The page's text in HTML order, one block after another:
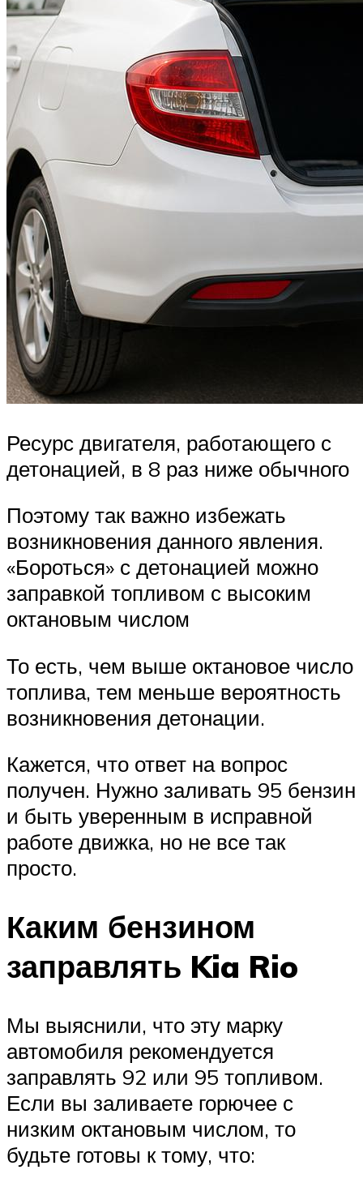
Ресурс двигателя, работающего с
детонацией, в 8 раз ниже обычного
Поэтому так важно избежать
возникновения данного явления.
«Бороться» с детонацией можно
заправкой топливом с высоким
октановым числом
То есть, чем выше октановое число
топлива, тем меньше вероятность
возникновения детонации.
Кажется, что ответ на вопрос
получен. Нужно заливать 95 бензин
и быть уверенным в исправной
работе движка, но не все так
просто.
Каким бензином
заправлять Kia Rio
Мы выяснили, что эту марку
автомобиля рекомендуется
заправлять 92 или 95 топливом.
Если вы заливаете горючее с
низким октановым числом, то
будьте готовы к тому, что: